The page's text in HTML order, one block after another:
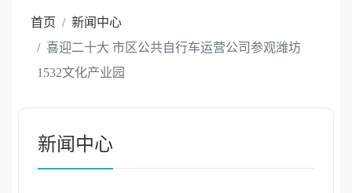
首页
新闻中心
喜迎二十大 市区公共自行车运营公司参观潍坊
1532文化产业园
新闻中心